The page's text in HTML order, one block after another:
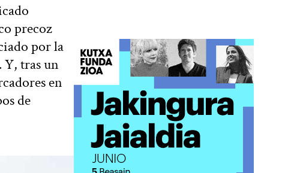
precoz
por la
Y, tras un
en
de